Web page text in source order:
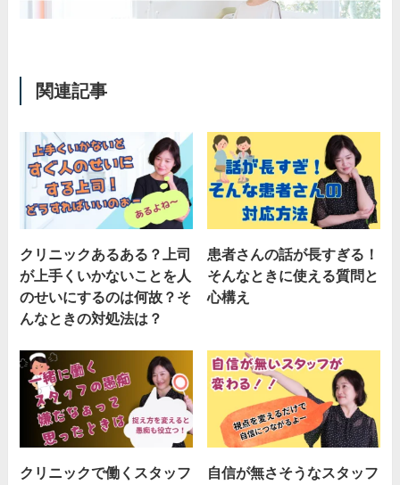
関連記事
クリニックあるある？上司
が上手くいかないことを人
のせいにするのは何故？そ
んなときの対処法は？
患者さんの話が長すぎる！
そんなときに使える質問と
心構え
クリニックで働くスタッフ
自信が無さそうなスタッフ